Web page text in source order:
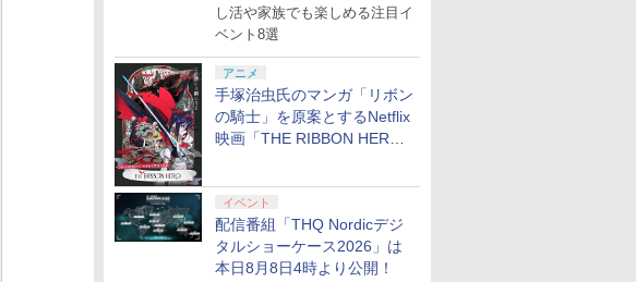
し活や家族でも楽しめる注目イ
ベント8選
アニメ
手塚治虫氏のマンガ「リボン
の騎士」を原案とするNetflix
映画「THE RIBBON HERO
イベント
配信番組「THQ Nordicデジ
タルショーケース2026」は
本日8月8日4時より公開！